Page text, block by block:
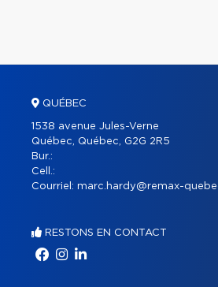
QUÉBEC
1538 avenue Jules-Verne
Québec, Québec, G2G 2R5
Bur.:
Cell.:
Courriel: marc.hardy@remax-
RESTONS EN CONTACT